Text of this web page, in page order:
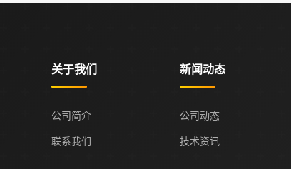
关于我们
公司简介
联系我们
新闻动态
公司动态
技术资讯